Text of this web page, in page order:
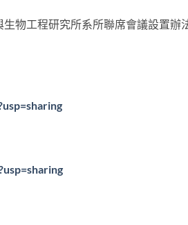
物工程研究所系所聯席會議設置辦